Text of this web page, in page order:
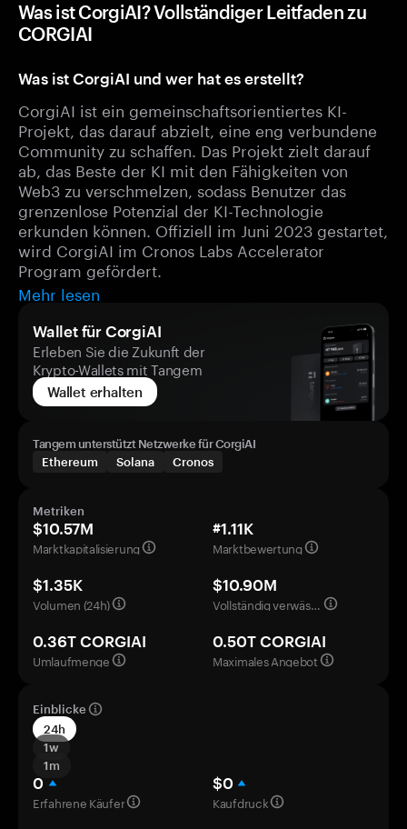
Was ist CorgiAI? Vollständiger Leitfaden zu
CORGIAI
Was ist CorgiAI und wer hat es erstellt?
CorgiAI ist ein gemeinschaftsorientiertes KI-
Projekt, das darauf abzielt, eine eng verbundene
Community zu schaffen. Das Projekt zielt darauf
ab, das Beste der KI mit den Fähigkeiten von
Web3 zu verschmelzen, sodass Benutzer das
grenzenlose Potenzial der KI-Technologie
erkunden können. Offiziell im Juni 2023 gestartet,
wird CorgiAI im Cronos Labs Accelerator
Program gefördert.
Mehr lesen
Wallet für CorgiAI
Erleben Sie die Zukunft der
Krypto-Wallets mit Tangem
Wallet erhalten
Tangem unterstützt Netzwerke für CorgiAI
Ethereum
Solana Cronos
Metriken
$10.57M
Marktkapitalisierung
#1.11K
Marktbewertung
$1.35K
Volumen (24h)
$10.90M
Vollständig verwässerte Bewertung
0.36T CORGIAI
Umlaufmenge
0.50T CORGIAI
Maximales Angebot
Einblicke
24h
1w
1m
0
Erfahrene Käufer
$0
Kaufdruck